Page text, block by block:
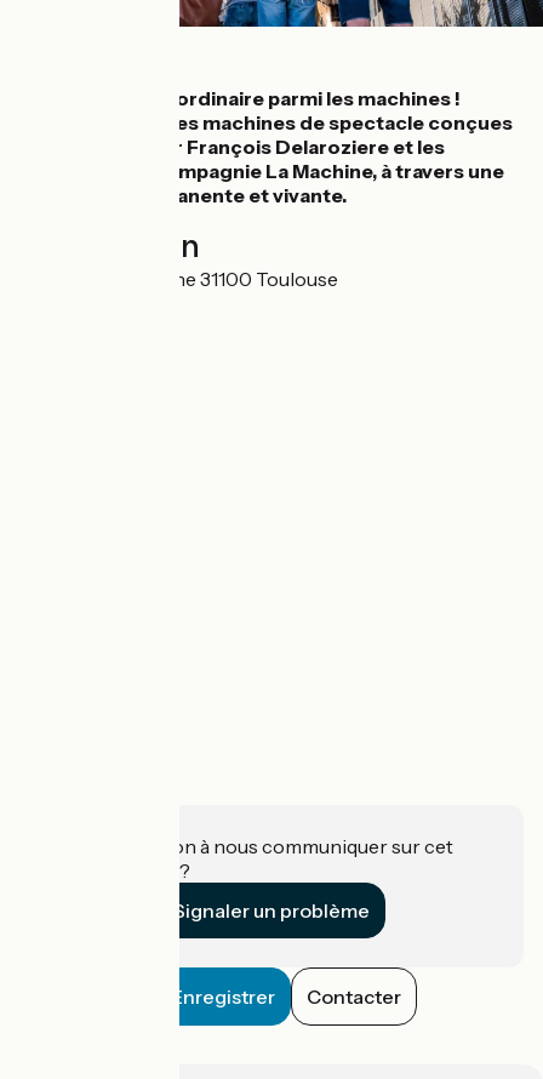
Un voyage extraordinaire parmi les machines !
Visitez l’écurie des machines de spectacle conçues
et fabriquées par François Delaroziere et les
équipes de la Compagnie La Machine, à travers une
exposition permanente et vivante.
Localisation
Halle de La Machine 31100 Toulouse
Une information à nous communiquer sur cet
établissement ?
Signaler un problème
Enregistrer Contacter